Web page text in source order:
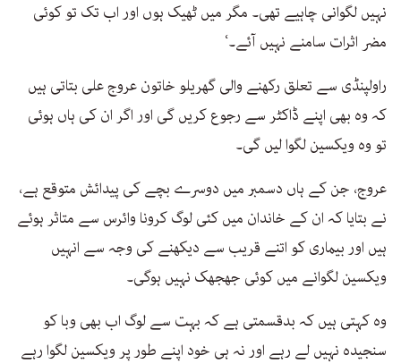
نہیں لگوانی چاہیے تھی۔ مگر میں ٹھیک ہوں اور اب تک تو کوئی
مضر اثرات سامنے نہیں آئے۔‘
راولپنڈی سے تعلق رکھنے والی گھریلو خاتون عروج علی بتاتی ہیں
کہ وہ بھی اپنے ڈاکٹر سے رجوع کریں گی اور اگر ان کی ہاں ہوئی
تو وہ ویکسین لگوا لیں گی۔
عروج، جن کے ہاں دسمبر میں دوسرے بچے کی پیدائش متوقع ہے،
نے بتایا کہ ان کے خاندان میں کئی لوگ کرونا وائرس سے متاثر ہوئے
ہیں اور بیماری کو اتنے قریب سے دیکھنے کی وجہ سے انہیں
ویکسین لگوانے میں کوئی جھجھک نہیں ہوگی۔
وہ کہتی ہیں کہ بدقسمتی ہے کہ بہت سے لوگ اب بھی وبا کو
سنجیدہ نہیں لے رہے اور نہ ہی خود اپنے طور پر ویکسین لگوا رہے